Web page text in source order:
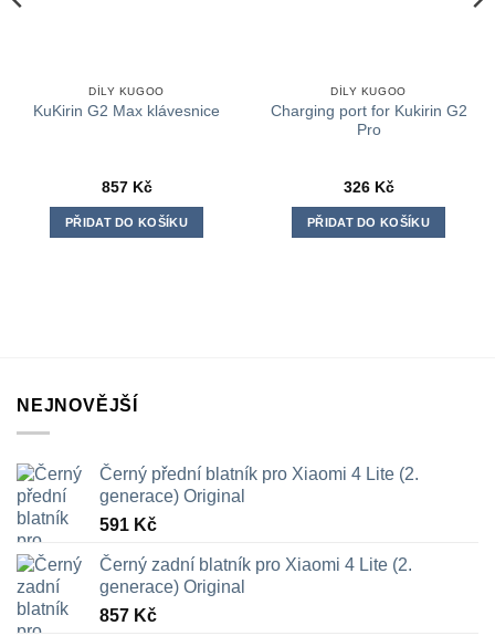
DÍLY KUGOO
KuKirin G2 Max klávesnice
857 Kč
PŘIDAT DO KOŠÍKU
DÍLY KUGOO
Charging port for Kukirin G2
Pro
326 Kč
PŘIDAT DO KOŠÍKU
NEJNOVĚJŠÍ
Černý přední blatník pro Xiaomi 4 Lite (2.
generace) Original
591 Kč
Černý zadní blatník pro Xiaomi 4 Lite (2.
generace) Original
857 Kč